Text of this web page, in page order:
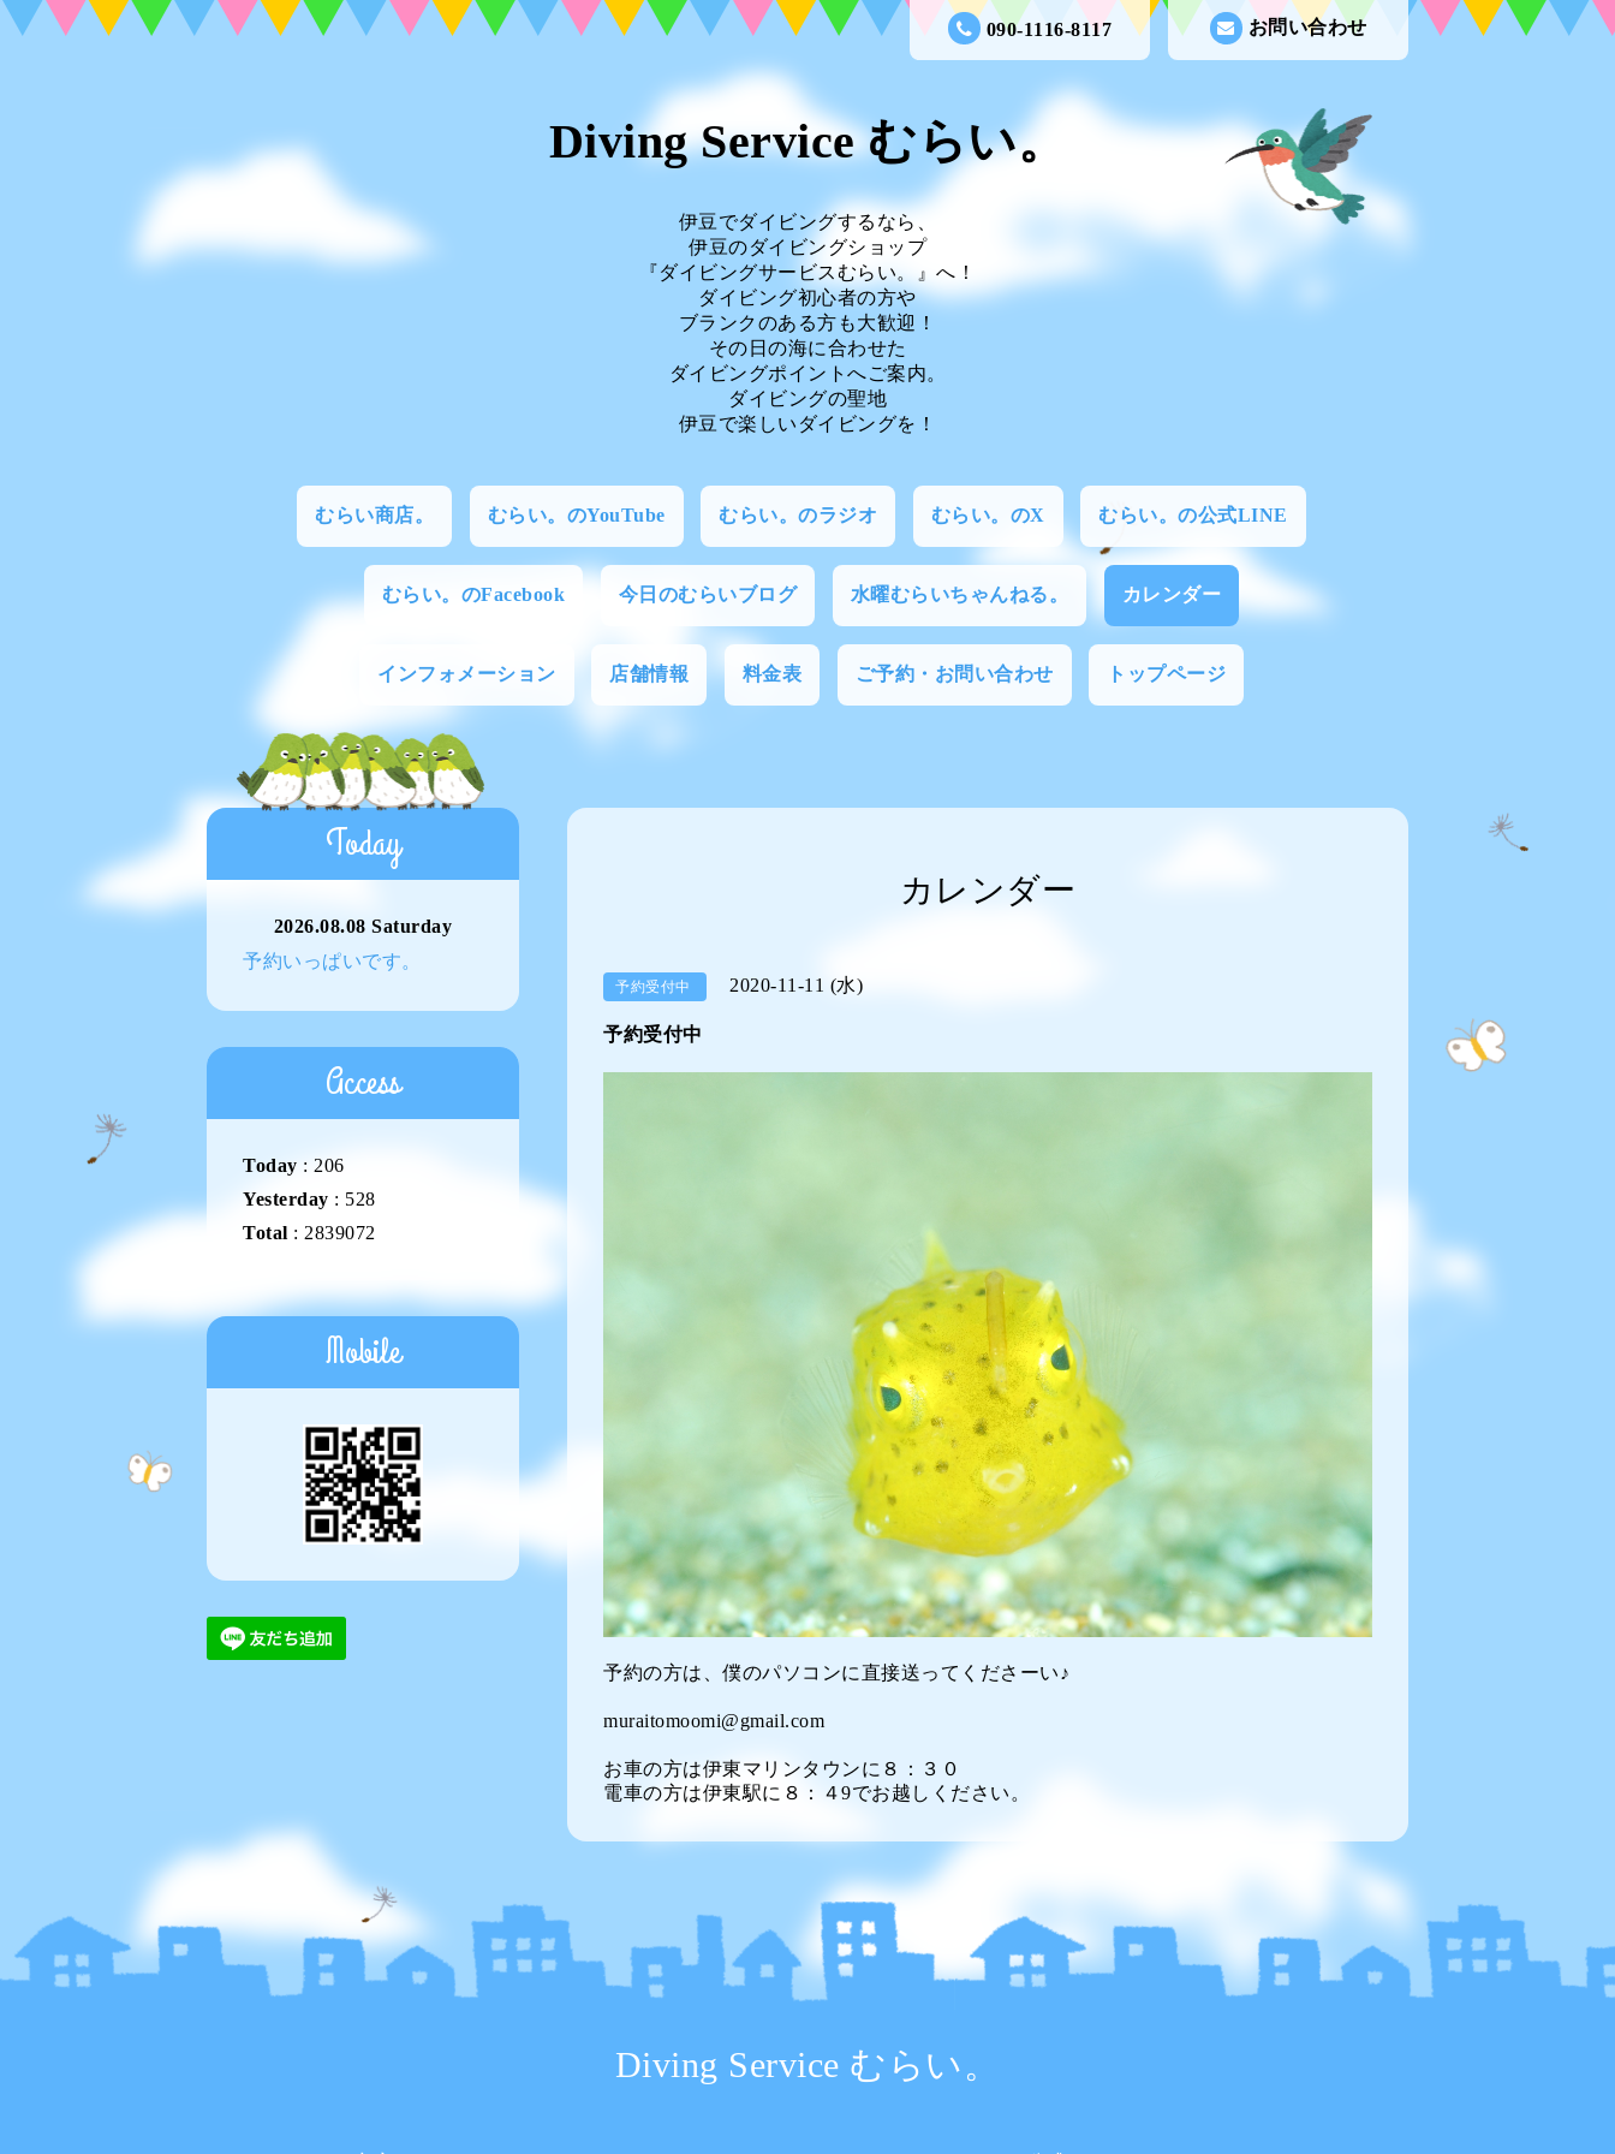
お問い合わせ
090-1116-8117
Diving Service むらい。
伊豆でダイビングするなら、
伊豆のダイビングショップ
『ダイビングサービスむらい。』へ！
ダイビング初心者の方や
ブランクのある方も大歓迎！
その日の海に合わせた
ダイビングポイントへご案内。
ダイビングの聖地
伊豆で楽しいダイビングを！
むらい商店。 むらい。のYouTube むらい。のラジオ むらい。のX むらい。の公式LINE
むらい。のFacebook 今日のむらいブログ 水曜むらいちゃんねる。 カレンダー
インフォメーション 店舗情報 料金表 ご予約・お問い合わせ トップページ
カレンダー
予約受付中 2020-11-11 (水)
予約受付中
予約の方は、僕のパソコンに直接送ってくださーい♪
muraitomoomi@gmail.com
お車の方は伊東マリンタウンに８：３０
電車の方は伊東駅に８：４9でお越しください。
Today
2026.08.08 Saturday
予約いっぱいです。
Access
Today : 206
Yesterday : 528
Total : 2839072
Mobile
Diving Service むらい。